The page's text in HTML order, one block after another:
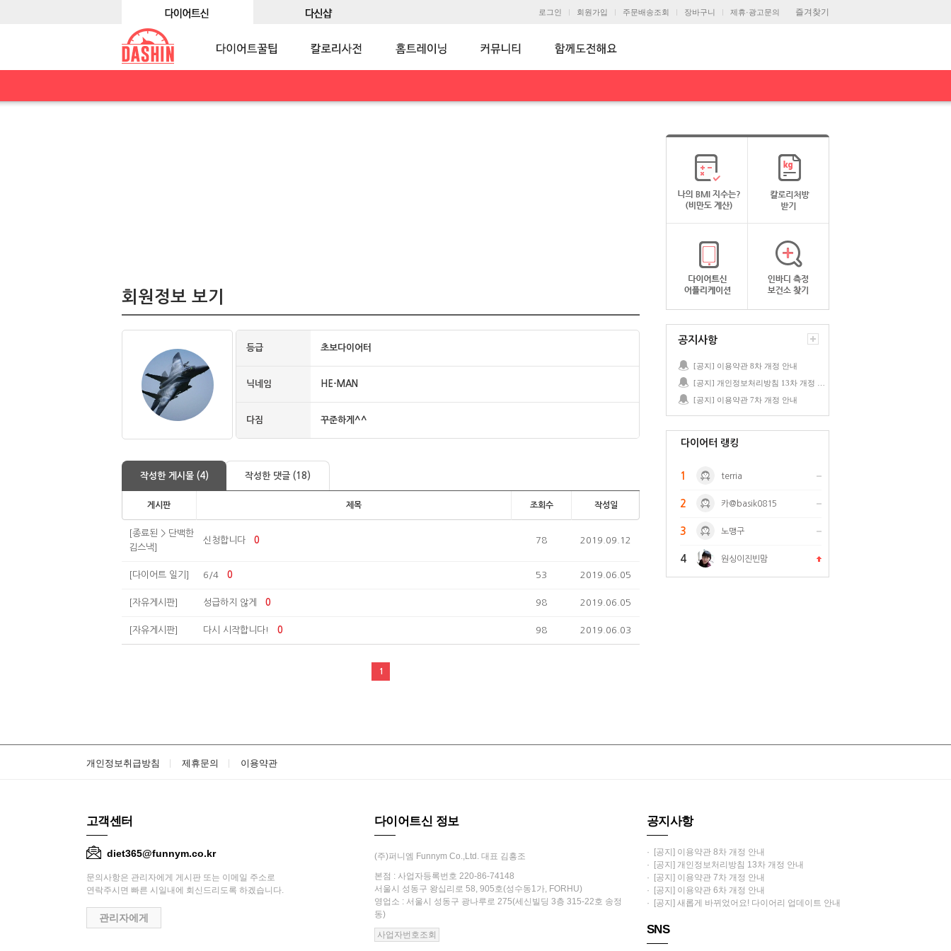
즐겨찾기
로그인 회원가입 주문배송조회 장바구니 제휴·광고문의
회원정보 보기
등급 초보다이어터
닉네임 HE-MAN
다짐 꾸준하게^^
작성한 게시물 (4) 작성한 댓글 (18)
게시판 제목 조회수 작성일
[종료된 > 단백한
김스낵]
신청합니다 0 78 2019.09.12
[다이어트 일기] 6/4 0 53 2019.06.05
[자유게시판] 성급하지 않게 0 98 2019.06.05
[자유게시판] 다시 시작합니다! 0 98 2019.06.03
1
공지사항
[공지] 이용약관 8차 개정 안내
[공지] 이용약관 7차 개정 안내
다이어터 랭킹
1 terria
2 카@basik0815
3 노맹구
4 원싱이진빈맘
개인정보취급방침 제휴문의 이용약관
고객센터
diet365@funnym.co.kr
문의사항은 관리자에게 게시판 또는 이메일 주소로
연락주시면 빠른 시일내에 회신드리도록 하겠습니다.
관리자에게
다이어트신 정보
(주)퍼니엠 Funnym Co.,Ltd. 대표 김흥조
본점 : 사업자등록번호 220-86-74148
서울시 성동구 왕십리로 58, 905호(성수동1가, FORHU)
영업소 : 서울시 성동구 광나루로 275(세신빌딩 3층 315-22호 송정
동)
사업자번호조회
공지사항
· [공지] 이용약관 8차 개정 안내
· [공지] 개인정보처리방침 13차 개정 안내
· [공지] 이용약관 7차 개정 안내
· [공지] 이용약관 6차 개정 안내
· [공지] 새롭게 바뀌었어요! 다이어리 업데이트 안내
SNS